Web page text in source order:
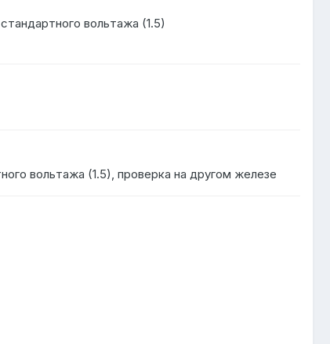
вольтажа (1.5)
вольтажа (1.5), проверка на другом железе